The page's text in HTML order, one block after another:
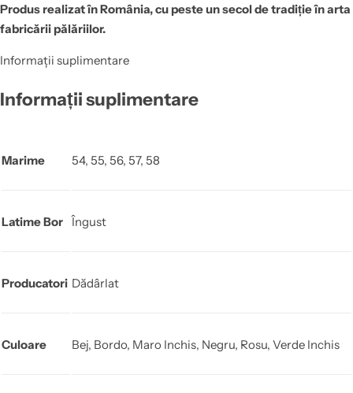
Produs realizat în România, cu peste un secol de tradiție în arta
fabricării pălăriilor.
Informații suplimentare
Informații suplimentare
Marime 54, 55, 56, 57, 58
Latime Bor Îngust
Producatori Dădârlat
Culoare Bej, Bordo, Maro Inchis, Negru, Rosu, Verde Inchis